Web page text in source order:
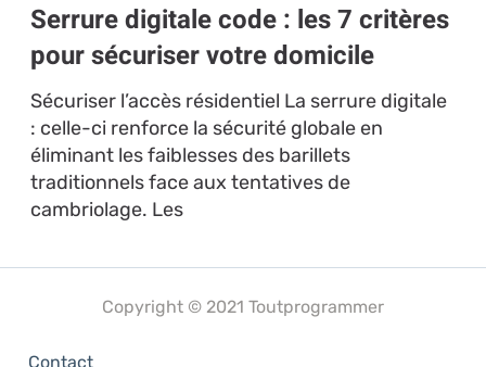
Serrure digitale code : les 7 critères
pour sécuriser votre domicile
Sécuriser l’accès résidentiel La serrure digitale
: celle-ci renforce la sécurité globale en
éliminant les faiblesses des barillets
traditionnels face aux tentatives de
cambriolage. Les
Copyright © 2021 Toutprogrammer
Contact